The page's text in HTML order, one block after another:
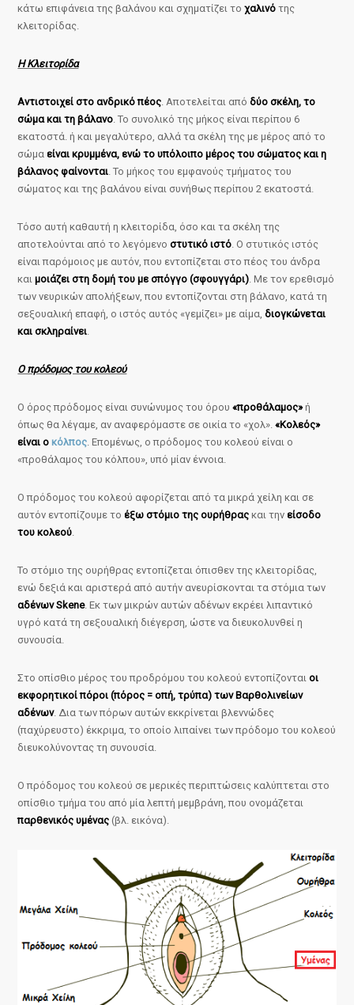
κάτω επιφάνεια της βαλάνου και σχηματίζει τοχαλινό της
κλειτορίδας.
Η Κλειτορίδα
Αντιστοιχεί στο ανδρικό πέος. Αποτελείται απόδύο σκέλη, το
σώμα και τη βάλανο. Το συνολικό της μήκος είναι περίπου 6
εκατοστά. ή και μεγαλύτερο, αλλά τα σκέλη της με μέρος από το
σώμαείναι κρυμμένα, ενώ το υπόλοιπο μέρος του σώματος και η
βάλανος φαίνονται. Το μήκος του εμφανούς τμήματος του
σώματος και της βαλάνου είναι συνήθως περίπου 2 εκατοστά.
Τόσο αυτή καθαυτή η κλειτορίδα, όσο και τα σκέλη της
αποτελούνται από το λεγόμενοστυτικό ιστό. Ο στυτικός ιστός
είναι παρόμοιος με αυτόν, που εντοπίζεται στο πέος του άνδρα
καιμοιάζει στη δομή του με σπόγγο (σφουγγάρι). Με τον ερεθισμό
των νευρικών απολήξεων, που εντοπίζονται στη βάλανο, κατά τη
σεξουαλική επαφή, ο ιστός αυτός «γεμίζει» με αίμα,διογκώνεται
και σκληραίνει.
Ο πρόδομος του κολεού
Ο όρος πρόδομος είναι συνώνυμος του όρου«προθάλαμος»ή
όπως θα λέγαμε, αν αναφερόμαστε σε οικία το «χολ».«Κολεός»
είναι οκόλπος. Επομένως, ο πρόδομος του κολεού είναι ο
«προθάλαμος του κόλπου», υπό μίαν έννοια.
Ο πρόδομος του κολεού αφορίζεται από τα μικρά χείλη και σε
αυτόν εντοπίζουμε τοέξω στόμιο της ουρήθρας και τηνείσοδο
του κολεού.
Το στόμιο της ουρήθρας εντοπίζεται όπισθεν της κλειτορίδας,
ενώ δεξιά και αριστερά από αυτήν ανευρίσκονται τα στόμια των
αδένων Skene. Εκ των μικρών αυτών αδένων εκρέει λιπαντικό
υγρό κατά τη σεξουαλική διέγερση, ώστε να διευκολυνθεί η
συνουσία.
Στο οπίσθιο μέρος του προδρόμου του κολεού εντοπίζονταιοι
εκφορητικοί πόροι (πόρος = οπή, τρύπα) των Βαρθολινείων
αδένων. Δια των πόρων αυτών εκκρίνεται βλεννώδες
(παχύρευστο) έκκριμα, το οποίο λιπαίνει των πρόδομο του κολεού
διευκολύνοντας τη συνουσία.
Ο πρόδομος του κολεού σε μερικές περιπτώσεις καλύπτεται στο
οπίσθιο τμήμα του από μία λεπτή μεμβράνη, που ονομάζεται
παρθενικός υμένας (βλ. εικόνα).